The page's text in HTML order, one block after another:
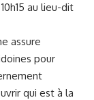
au lieu-dit
assure
pour
qui est à la